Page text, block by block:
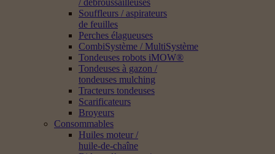
/ débroussailleuses
Souffleurs / aspirateurs
de feuilles
Perches élagueuses
CombiSystème / MultiSystème
Tondeuses robots iMOW®
Tondeuses à gazon /
tondeuses mulching
Tracteurs tondeuses
Scarificateurs
Broyeurs
Consommables
Huiles moteur /
huile-de-chaîne